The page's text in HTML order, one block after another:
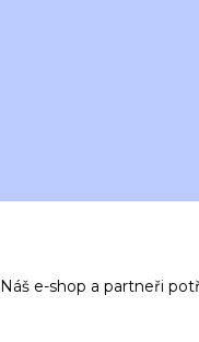
Náš e-shop a partneři